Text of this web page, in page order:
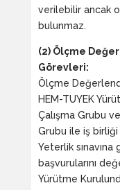
verilebilir ancak
bulunmaz.
(2) Ölçme
Görevleri:
Ölçme
HEM-TUYEK
Çalışma Grubu
Grubu ile iş
Yeterlik
başvurularını
Yürütme